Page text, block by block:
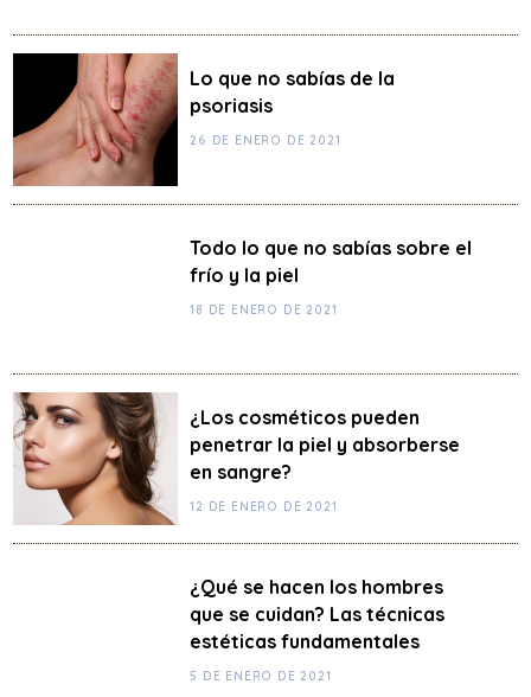
Lo que no sabías de la
psoriasis
26 DE ENERO DE 2021
Todo lo que no sabías sobre el
frío y la piel
18 DE ENERO DE 2021
¿Los cosméticos pueden
penetrar la piel y absorberse
en sangre?
12 DE ENERO DE 2021
¿Qué se hacen los hombres
que se cuidan? Las técnicas
estéticas fundamentales
5 DE ENERO DE 2021